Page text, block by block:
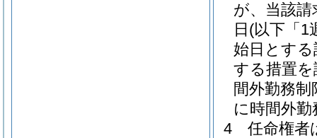
が、当該
日 (以下「1
始日とす
する措置
間外勤務
に時間外
4
任命権者